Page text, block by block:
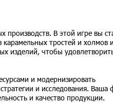
производств. В этой игре вы
тростей и холмов
изделий, чтобы
и модернизировать
и исследования. Ваша
и качество продукции.